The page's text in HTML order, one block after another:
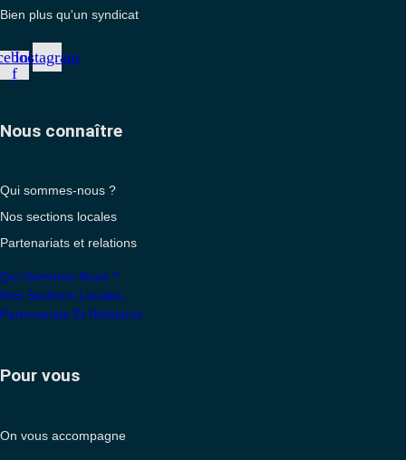
Bien plus qu'un syndicat
f
Instagram
Nous connaître
Qui sommes-nous ?
Nos sections locales
Partenariats et relations
Qui Sommes-Nous ?
Nos Sections Locales
Partenariats Et Relations
Pour vous
On vous accompagne